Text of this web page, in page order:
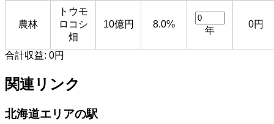
農林
トウモ
ロコシ
畑
10億円 8.0%
年
0円
合計収益: 0円
関連リンク
北海道エリアの駅